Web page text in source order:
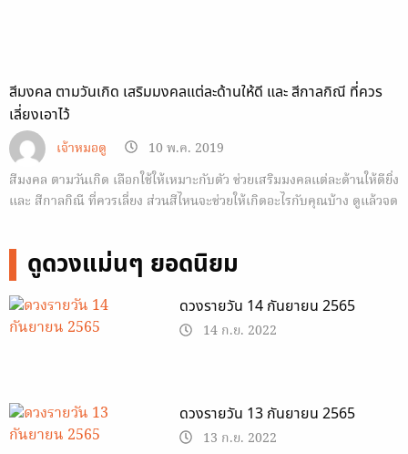
สีมงคล ตามวันเกิด เสริมมงคลแต่ละด้านให้ดี และ สีกาลกิณี ที่ควร
เลี่ยงเอาไว้
เจ้าหมอดู
10 พ.ค. 2019
สีมงคล ตามวันเกิด เลือกใช้ให้เหมาะกับตัว ช่วยเสริมมงคลแต่ละด้านให้ดียิ่ง
และ สีกาลกิณี ที่ควรเลี่ยง ส่วนสีไหนจะช่วยให้เกิดอะไรกับคุณบ้าง ดูแล้วจด
ดูดวงแม่นๆ ยอดนิยม
ดวงรายวัน 14 กันยายน 2565
14 ก.ย. 2022
ดวงรายวัน 13 กันยายน 2565
13 ก.ย. 2022